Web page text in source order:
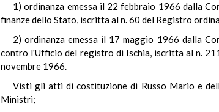
1) ordinanza emessa il 22 febbraio 1966 dalla
finanze dello Stato, iscritta al n. 60 del Registro
2) ordinanza emessa il 17 maggio 1966 dalla
contro l'Ufficio del registro di Ischia, iscritta al n.
novembre 1966.
Visti gli atti di costituzione di Russo Mario e
Ministri;